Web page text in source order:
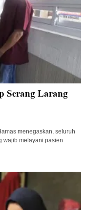
Serang Larang
menegaskan, seluruh
wajib melayani pasien